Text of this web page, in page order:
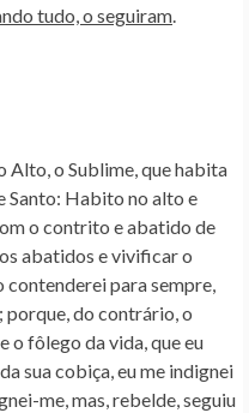
tudo, o seguiram.
Alto, o Sublime, quehabita
Santo: Habito no alto e
o contrito e abatido de
abatidos e vivificar o
para sempre,
porque, do contrário, o
o fôlego da vida,que eu
sua cobiça, eu me indignei
me, mas, rebelde, seguiu